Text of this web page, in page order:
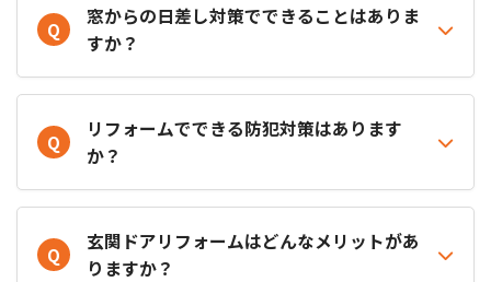
Q
窓からの日差し対策でできることはありま
すか？
Q
リフォームでできる防犯対策はあります
か？
Q
玄関ドアリフォームはどんなメリットがあ
りますか？